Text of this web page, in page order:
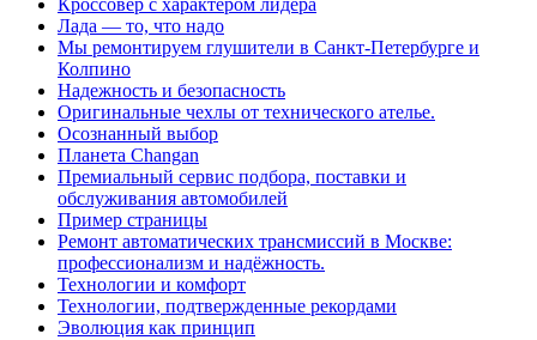
Кроссовер с характером лидера
Лада — то, что надо
Мы ремонтируем глушители в Санкт-Петербурге и
Колпино
Надежность и безопасность
Оригинальные чехлы от технического ателье.
Осознанный выбор
Планета Changan
Премиальный сервис подбора, поставки и
обслуживания автомобилей
Пример страницы
Ремонт автоматических трансмиссий в Москве:
профессионализм и надёжность.
Технологии и комфорт
Технологии, подтвержденные рекордами
Эволюция как принцип